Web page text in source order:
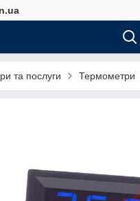
та послуги Термометри